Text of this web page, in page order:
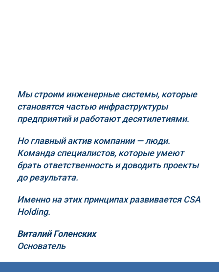
Мы строим инженерные системы, которые
становятся частью инфраструктуры
предприятий и работают десятилетиями.
Но главный актив компании — люди.
Команда специалистов, которые умеют
брать ответственность и доводить проекты
до результата.
Именно на этих принципах развивается CSA
Holding.
Виталий Голенских
Основатель